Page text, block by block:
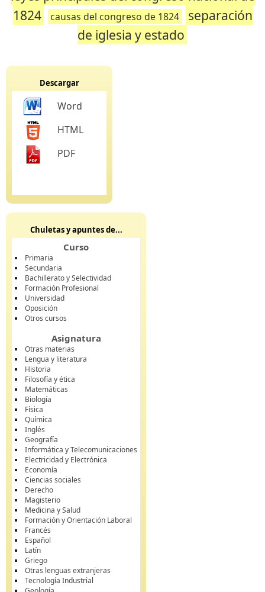
1824
causas del congreso de 1824
separación
de iglesia y estado
Descargar
Word
HTML
PDF
Chuletas y apuntes de...
Curso
Primaria
Secundaria
Bachillerato y Selectividad
Formación Profesional
Universidad
Oposición
Otros cursos
Asignatura
Otras materias
Lengua y literatura
Historia
Filosofía y ética
Matemáticas
Biología
Física
Química
Inglés
Geografía
Informática y Telecomunicaciones
Electricidad y Electrónica
Economía
Ciencias sociales
Derecho
Magisterio
Medicina y Salud
Formación y Orientación Laboral
Francés
Español
Latín
Griego
Otras lenguas extranjeras
Tecnología Industrial